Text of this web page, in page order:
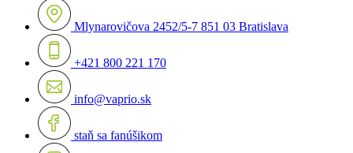
Mlynarovičova 2452/5-7 851 03 Bratislava
+421 800 221 170
info@vaprio.sk
staň sa fanúšikom